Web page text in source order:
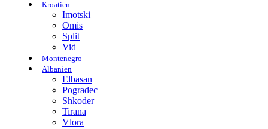
Kroatien
Imotski
Omis
Split
Vid
Montenegro
Albanien
Elbasan
Pogradec
Shkoder
Tirana
Vlora